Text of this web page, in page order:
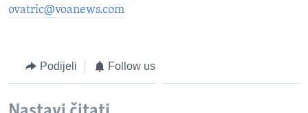
ovatric@voanews.com
Podijeli Follow us